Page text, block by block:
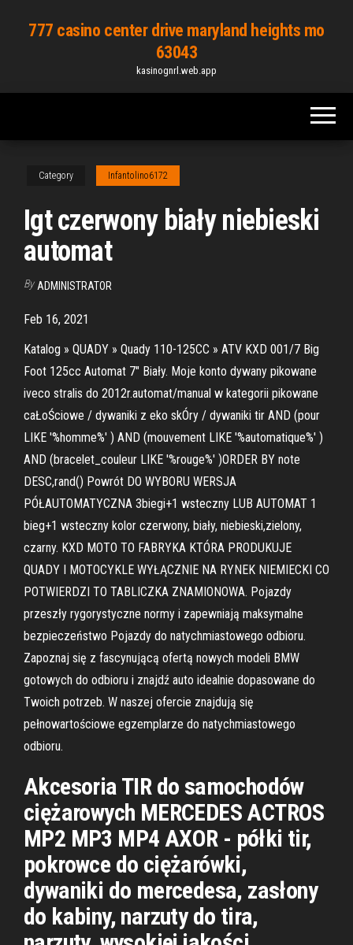
777 casino center drive maryland heights mo
63043
kasinognrl.web.app
Category Infantolino6172
Igt czerwony biały niebieski
automat
By ADMINISTRATOR
Feb 16, 2021
Katalog » QUADY » Quady 110-125CC » ATV KXD 001/7 Big
Foot 125cc Automat 7" Biały. Moje konto dywany pikowane
iveco stralis do 2012r.automat/manual w kategorii pikowane
caŁoŚciowe / dywaniki z eko skÓry / dywaniki tir AND (pour
LIKE '%homme%' ) AND (mouvement LIKE '%automatique%' )
AND (bracelet_couleur LIKE '%rouge%' )ORDER BY note
DESC,rand() Powrót DO WYBORU WERSJA
PÓŁAUTOMATYCZNA 3biegi+1 wsteczny LUB AUTOMAT 1
bieg+1 wsteczny kolor czerwony, biały, niebieski,zielony,
czarny. KXD MOTO TO FABRYKA KTÓRA PRODUKUJE
QUADY I MOTOCYKLE WYŁĄCZNIE NA RYNEK NIEMIECKI CO
POTWIERDZI TO TABLICZKA ZNAMIONOWA. Pojazdy
przeszły rygorystyczne normy i zapewniają maksymalne
bezpieczeństwo Pojazdy do natychmiastowego odbioru.
Zapoznaj się z fascynującą ofertą nowych modeli BMW
gotowych do odbioru i znajdź auto idealnie dopasowane do
Twoich potrzeb. W naszej ofercie znajdują się
pełnowartościowe egzemplarze do natychmiastowego
odbioru.
Akcesoria TIR do samochodów
ciężarowych MERCEDES ACTROS
MP2 MP3 MP4 AXOR - półki tir,
pokrowce do ciężarówki,
dywaniki do mercedesa, zasłony
do kabiny, narzuty do tira,